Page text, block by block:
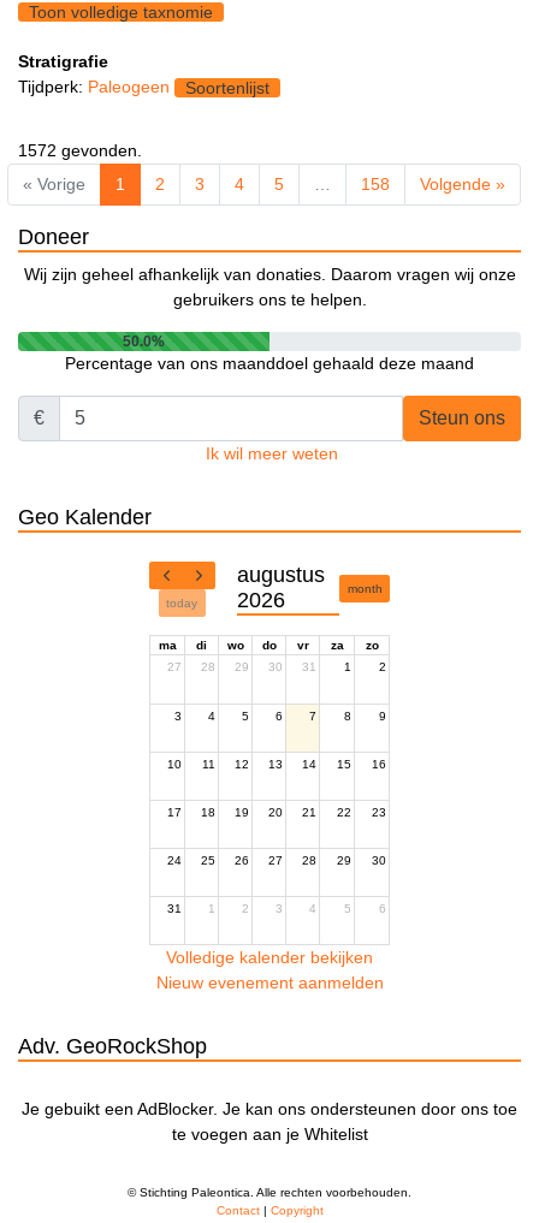
Toon volledige taxnomie
Stratigrafie
Tijdperk: Paleogeen Soortenlijst
1572 gevonden.
« Vorige
1 2 3 4 5 158 Volgende »
Doneer
Wij zijn geheel afhankelijk van donaties. Daarom vragen wij onze
gebruikers ons te helpen.
50.0%
Percentage van ons maanddoel gehaald deze maand
€ Steun ons
Ik wil meer weten
Geo Kalender
today
augustus
2026
month
ma di wo do vr za
zo
27
28 29 30 31 1 2
3 4 5 6 7 8 9
10 11 12 13 14 15 16
17 18 19 20 21 22 23
24 25 26 27 28 29 30
31 1 2 3 4 5 6
Volledige kalender bekijken
Nieuw evenement aanmelden
Adv. GeoRockShop
Je gebuikt een AdBlocker. Je kan ons ondersteunen door ons toe
te voegen aan je Whitelist
© Stichting Paleontica. Alle rechten voorbehouden.
Contact| Copyright